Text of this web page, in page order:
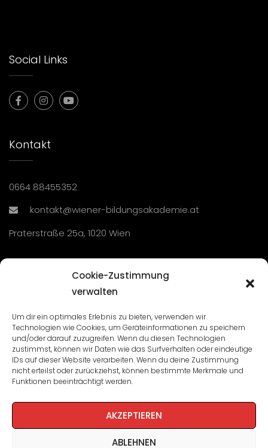
Cookie-Zustimmung
verwalten
Um dir ein optimales Erlebnis zu bieten, verwenden wir
Technologien wie Cookies, um Geräteinformationen zu speichern
und/oder darauf zuzugreifen. Wenn du diesen Technologien
zustimmst, können wir Daten wie das Surfverhalten oder eindeutige
IDs auf dieser Website verarbeiten. Wenn du deine Zustimmung
nicht erteilst oder zurückziehst, können bestimmte Merkmale und
Funktionen beeinträchtigt werden.
AKZEPTIEREN
ABLEHNEN
Social Links
Kontakt
0664 88455352
kontakt@wiener-bildungsakademie.at
Praterstraße 25a, 1020 Wien
Seminare und Veranstaltungen
Lehrgänge
WBA: Direktion und Team
Impressum/Datenschutz
Cookie-Richtlinie